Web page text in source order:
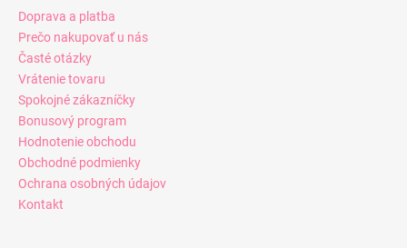
Doprava a platba
Prečo nakupovať u nás
Časté otázky
Vrátenie tovaru
Spokojné zákazníčky
Bonusový program
Hodnotenie obchodu
Obchodné podmienky
Ochrana osobných údajov
Kontakt